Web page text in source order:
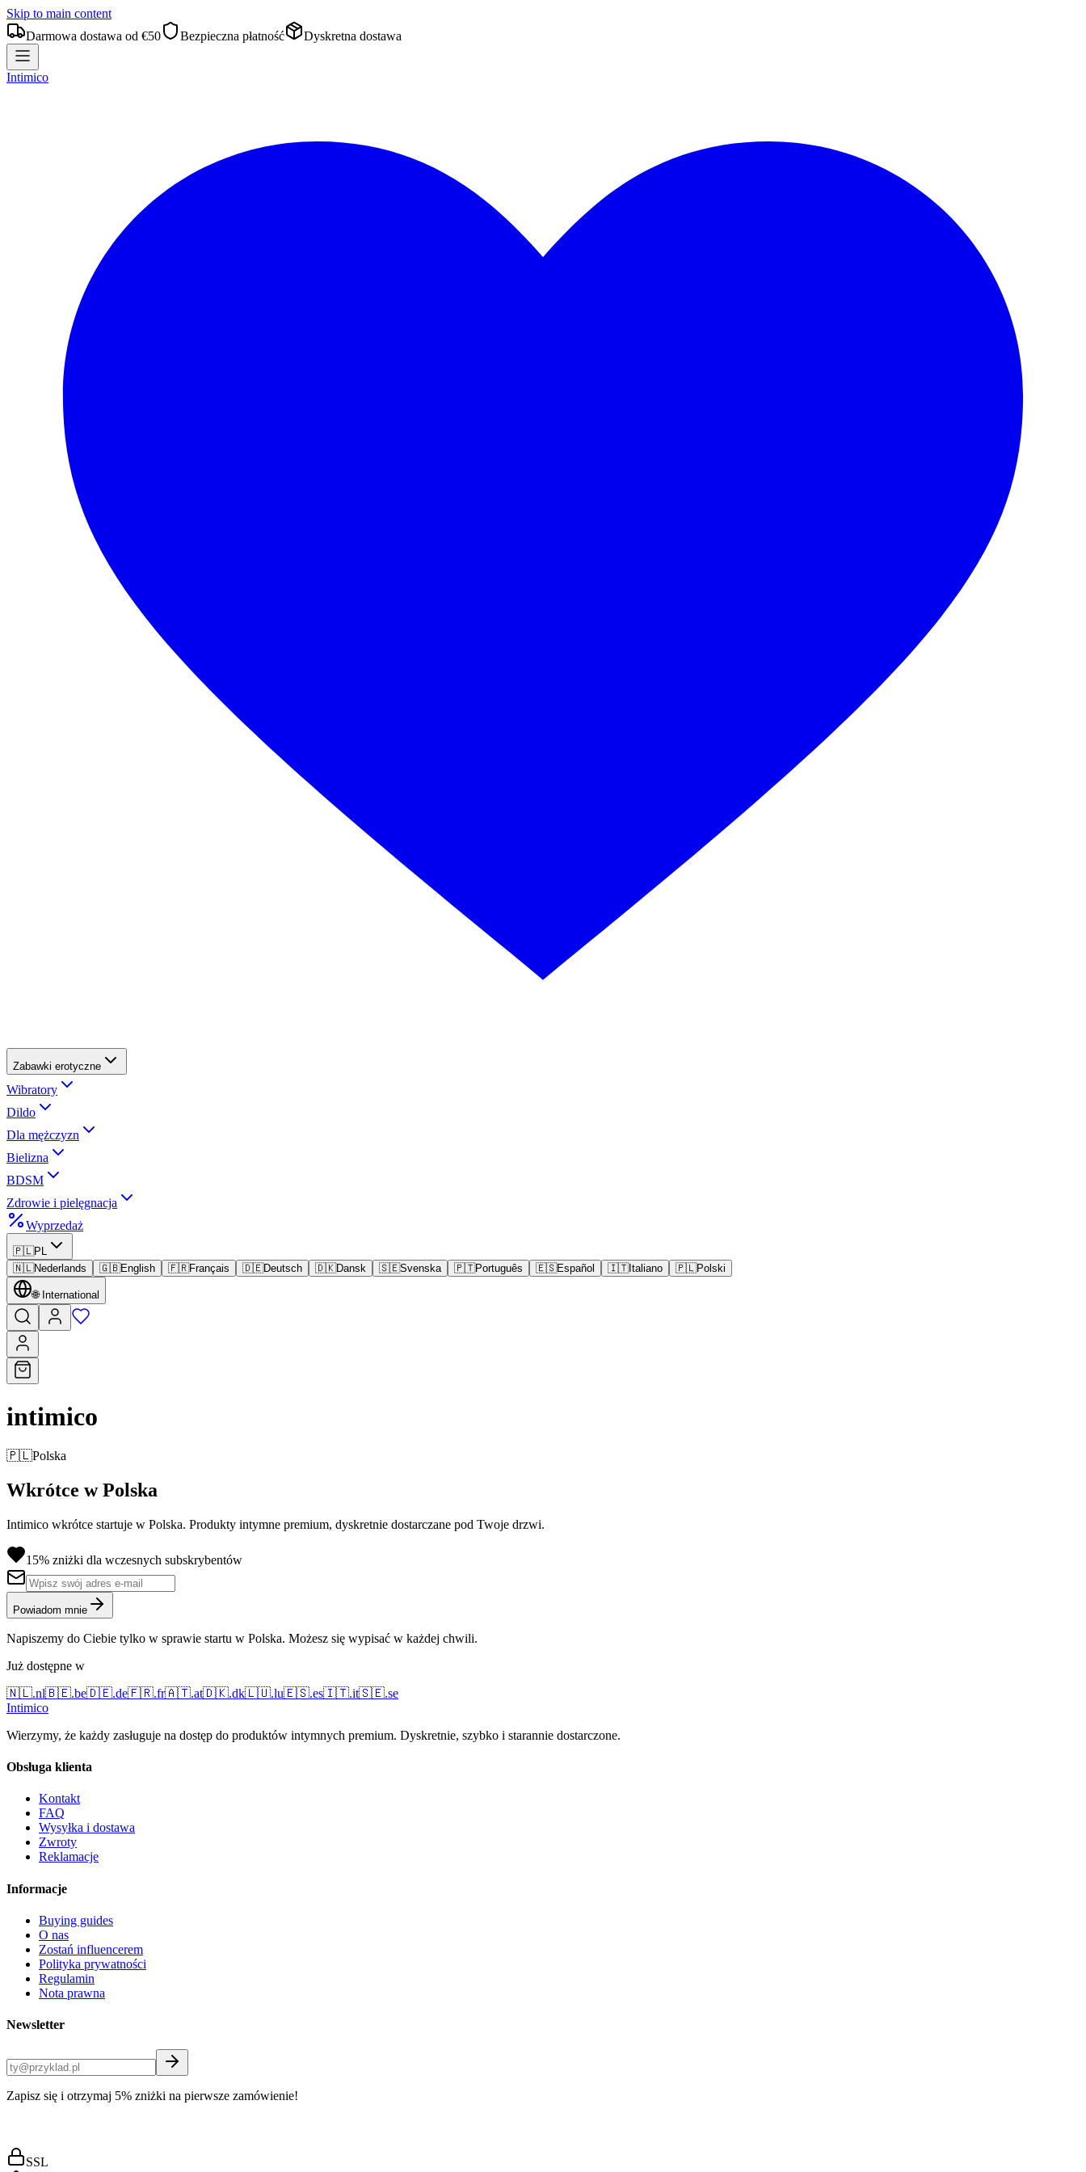
Skip to main content
Darmowa dostawa od €50
Bezpieczna płatność Dyskretna dostawa
Intimico
Zabawki erotyczne
Wibratory
Dildo
Dla mężczyzn
Bielizna
BDSM
Zdrowie i pielęgnacja
Wyprzedaż
🇵🇱PL
🇳🇱Nederlands 🇬🇧English 🇫🇷Français 🇩🇪Deutsch 🇩🇰Dansk 🇸🇪Svenska 🇵🇹Português 🇪🇸Español 🇮🇹Italiano 🇵🇱Polski
🌐 International
intimico
🇵🇱Polska
Wkrótce w Polska
Intimico wkrótce startuje w Polska. Produkty intymne premium, dyskretnie dostarczane pod Twoje drzwi.
15% zniżki dla wczesnych subskrybentów
Powiadom mnie
Napiszemy do Ciebie tylko w sprawie startu w Polska. Możesz się wypisać w każdej chwili.
Już dostępne w
🇳🇱.nl🇧🇪.be🇩🇪.de🇫🇷.fr🇦🇹.at🇩🇰.dk🇱🇺.lu🇪🇸.es🇮🇹.it🇸🇪.se
Intimico
Wierzymy, że każdy zasługuje na dostęp do produktów intymnych premium. Dyskretnie, szybko i starannie dostarczone.
Obsługa klienta
Kontakt
FAQ
Wysyłka i dostawa
Zwroty
Reklamacje
Informacje
Buying guides
O nas
Zostań influencerem
Polityka prywatności
Regulamin
Nota prawna
Newsletter
Zapisz się i otrzymaj 5% zniżki na pierwsze zamówienie!
SSL